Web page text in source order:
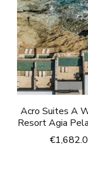
Acro Suites A
Resort Agia
€